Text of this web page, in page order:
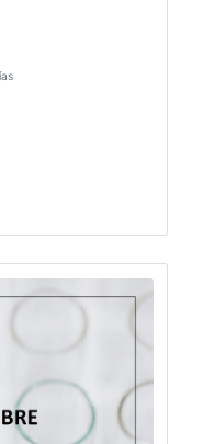
1564 días
ha sido
a las actividades